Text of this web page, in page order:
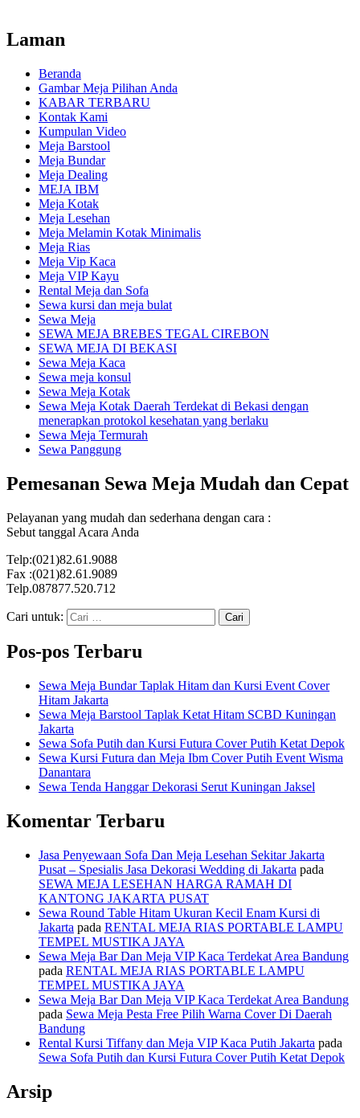
Laman
Beranda
Gambar Meja Pilihan Anda
KABAR TERBARU
Kontak Kami
Kumpulan Video
Meja Barstool
Meja Bundar
Meja Dealing
MEJA IBM
Meja Kotak
Meja Lesehan
Meja Melamin Kotak Minimalis
Meja Rias
Meja Vip Kaca
Meja VIP Kayu
Rental Meja dan Sofa
Sewa kursi dan meja bulat
Sewa Meja
SEWA MEJA BREBES TEGAL CIREBON
SEWA MEJA DI BEKASI
Sewa Meja Kaca
Sewa meja konsul
Sewa Meja Kotak
Sewa Meja Kotak Daerah Terdekat di Bekasi dengan
menerapkan protokol kesehatan yang berlaku
Sewa Meja Termurah
Sewa Panggung
Pemesanan Sewa Meja Mudah dan Cepat
Pelayanan yang mudah dan sederhana dengan cara :
Sebut tanggal Acara Anda
Telp:(021)82.61.9088
Fax :(021)82.61.9089
Telp.087877.520.712
Cari untuk:
Pos-pos Terbaru
Sewa Meja Bundar Taplak Hitam dan Kursi Event Cover
Hitam Jakarta
Sewa Meja Barstool Taplak Ketat Hitam SCBD Kuningan
Jakarta
Sewa Sofa Putih dan Kursi Futura Cover Putih Ketat Depok
Sewa Kursi Futura dan Meja Ibm Cover Putih Event Wisma
Danantara
Sewa Tenda Hanggar Dekorasi Serut Kuningan Jaksel
Komentar Terbaru
Jasa Penyewaan Sofa Dan Meja Lesehan Sekitar Jakarta
Pusat – Spesialis Jasa Dekorasi Wedding di Jakarta pada
SEWA MEJA LESEHAN HARGA RAMAH DI
KANTONG JAKARTA PUSAT
Sewa Round Table Hitam Ukuran Kecil Enam Kursi di
Jakarta pada RENTAL MEJA RIAS PORTABLE LAMPU
TEMPEL MUSTIKA JAYA
Sewa Meja Bar Dan Meja VIP Kaca Terdekat Area Bandung
pada RENTAL MEJA RIAS PORTABLE LAMPU
TEMPEL MUSTIKA JAYA
Sewa Meja Bar Dan Meja VIP Kaca Terdekat Area Bandung
pada Sewa Meja Pesta Free Pilih Warna Cover Di Daerah
Bandung
Rental Kursi Tiffany dan Meja VIP Kaca Putih Jakarta pada
Sewa Sofa Putih dan Kursi Futura Cover Putih Ketat Depok
Arsip